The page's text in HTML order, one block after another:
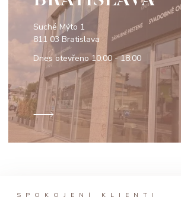
Suché Mýto 1
811 03 Bratislava
Dnes otevřeno10:00 - 18:00
SPOKOJENÍ KLIENTI